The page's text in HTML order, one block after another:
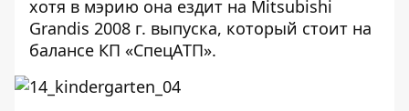
хотя в мэрию она ездит на Mitsubishi
Grandis 2008 г. выпуска, который стоит на
балансе КП «СпецАТП».